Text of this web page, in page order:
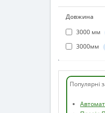
SCaT 4
Довжина
3000 мм